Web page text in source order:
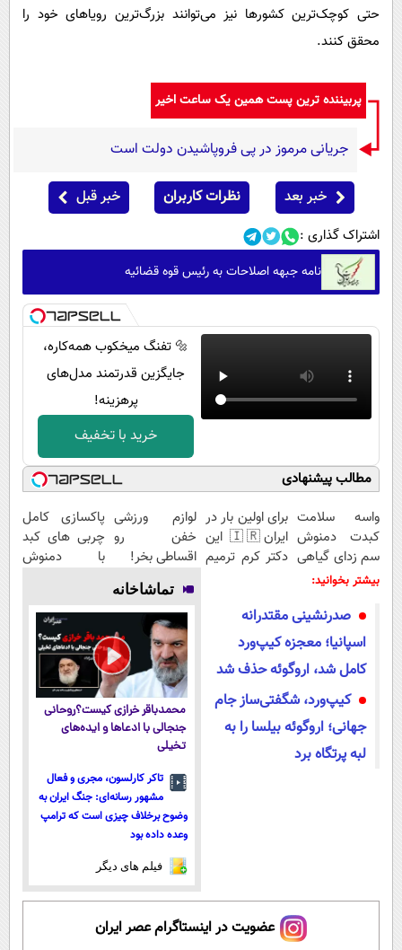
حتی کوچک‌ترین کشورها نیز می‌توانند بزرگ‌ترین رویاهای خود را
محقق کنند.
پربیننده ترین پست همین یک ساعت اخیر
جریانی مرموز در پی فروپاشیدن دولت است
خبر بعد نظرات کاربران خبر قبل
اشتراک گذاری :
نامه جبهه اصلاحات به رئیس قوه قضائیه
🔩 تفنگ میخکوب همه‌کاره،
جایگزین قدرتمند مدل‌های
پرهزینه!
خرید با تخفیف
مطالب پیشنهادی
واسه سلامت
کبدت دمنوش
سم زدای گیاهی
رو امتحان
تخفیف)
برای اولین بار در
ایران🇮🇷 این
دکتر کرم ترمیم
لوازم ورزشی
خفن رو
اقساطی بخر!
پاکسازی کامل
چربی های کبد
با دمنوش
بیشتر بخوانید:
صدرنشینی مقتدرانه
اسپانیا؛ معجزه کیپ‌ورد
کامل شد، اروگوئه حذف شد
کیپ‌ورد، شگفتی‌ساز جام
جهانی؛ اروگوئه بیلسا را به
لبه پرتگاه برد
تماشاخانه
محمدباقر خرازی کیست؟روحانی
جنجالی با ادعاها و ایده‌های
تخیلی
تاکر کارلسون، مجری و فعال
مشهور رسانه‌ای: جنگ ایران به
وضوح برخلاف چیزی است که ترامپ
وعده داده بود
فیلم های دیگر
عضویت در اینستاگرام عصر ایران